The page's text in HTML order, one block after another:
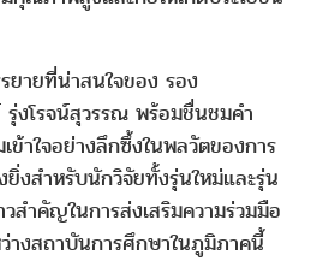
ยายที่น่าสนใจของ รอง
งโรจน์สุวรรณ พร้อมชื่นชมคำ
ข้าใจอย่างลึกซึ้งในพลวัตของการ
งสำหรับนักวิจัยทั้งรุ่นใหม่และรุ่น
สำคัญในการส่งเสริมความร่วมมือ
างสถาบันการศึกษาในภูมิภาคนี้